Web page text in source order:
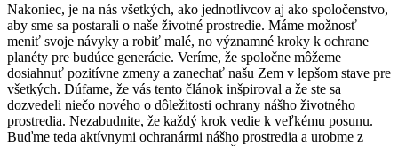
Nakoniec, je na nás všetkých,‍ ako jednotlivcov ​aj ako‍ spoločenstvo,
aby sme sa‍ postarali o naše ⁢životné prostredie. Máme ⁢možnosť
meniť ⁢svoje návyky a ⁢robiť malé, no významné kroky k ochrane​
planéty pre budúce generácie. Veríme, že spoločne⁣ môžeme
dosiahnuť pozitívne⁢ zmeny a zanechať našu Zem v lepšom stave​ pre
‍všetkých. Dúfame, že vás tento článok inšpiroval ⁤a že ste sa
‌dozvedeli niečo nového o dôležitosti ochrany‌ nášho ⁤životného⁣
prostredia. Nezabudnite, že každý krok vedie k veľkému ‌posunu.
Buďme teda aktívnymi ochranármi nášho prostredia a ⁢urobme z